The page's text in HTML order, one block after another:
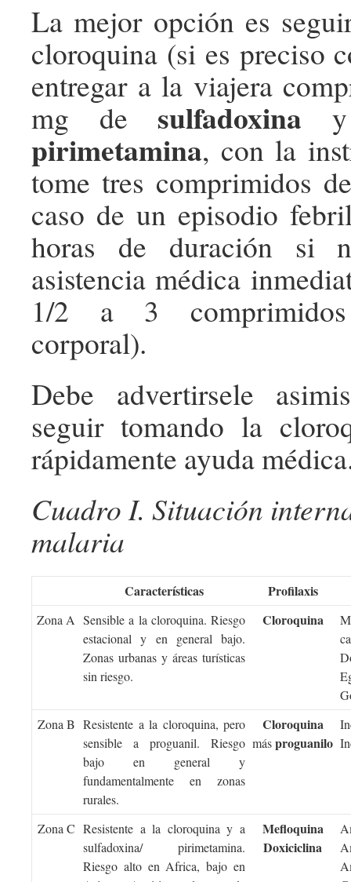
La mejor opción es
cloroquina (si es preciso
entregar a la viajera
mg de sulfadoxina y
pirimetamina, con la
tome tres comprimidos
caso de un episodio
horas de duración si
asistencia médica
1/2 a 3
corporal).
Debe advertirsele
seguir tomando la
rápidamente ayuda
Cuadro I. Situación
malaria
Características Profilaxis
Zona A Sensible a la cloroquina. Riesgo
estacional y en general bajo.
Zonas urbanas y áreas turísticas
sin riesgo.
Cloroquina
Zona B Resistente a la cloroquina, pero
sensible a proguanil. Riesgo
bajo en general y
fundamentalmente en zonas
rurales.
Cloroquina
másproguanilo
Zona C Resistente a la cloroquina y a
sulfadoxina/ pirimetamina.
Riesgo alto en Africa, bajo en
Mefloquina
Doxiciclina